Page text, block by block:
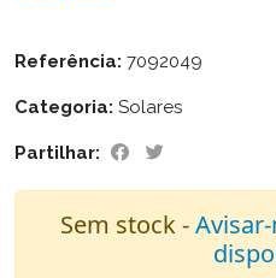
Referência: 7092049
Categoria: Solares
Partilhar:
Sem stock -